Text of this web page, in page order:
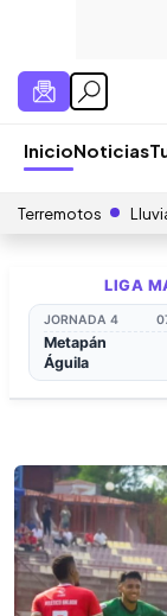
InicioNoticias
Terremotos